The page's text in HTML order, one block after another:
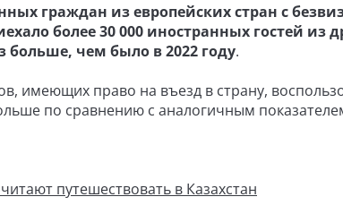
граждан из европейских стран с
более 30 000 иностранных гостей из
больше, чем было в 2022 году.
имеющих право на въезд в страну,
по сравнению с аналогичным
путешествовать в Казахстан